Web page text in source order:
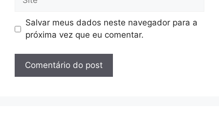
Salvar meus dados neste navegador para a
próxima vez que eu comentar.